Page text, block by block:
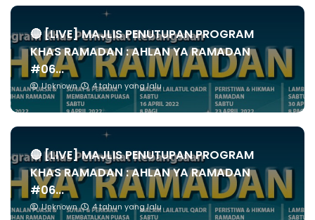
🔴 [LIVE] MAJLIS PENUTUPAN PROGRAM
KHAS RAMADAN : AHLAN YA RAMADAN
#06...
Unknown 4 tahun yang lalu
🔴 [LIVE] MAJLIS PENUTUPAN PROGRAM
KHAS RAMADAN : AHLAN YA RAMADAN
#06...
Unknown 4 tahun yang lalu